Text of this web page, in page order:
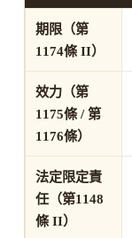
期限（第
1174條 II）
效力（第
1175條 / 第
1176條）
法定限定責
任（第1148
條 II）